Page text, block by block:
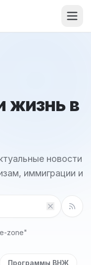
жизнь в
новости
иммиграции и
zone"
Программы ВНЖ